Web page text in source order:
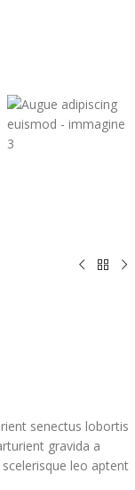
senectus lobortis
gravida a
leo aptent